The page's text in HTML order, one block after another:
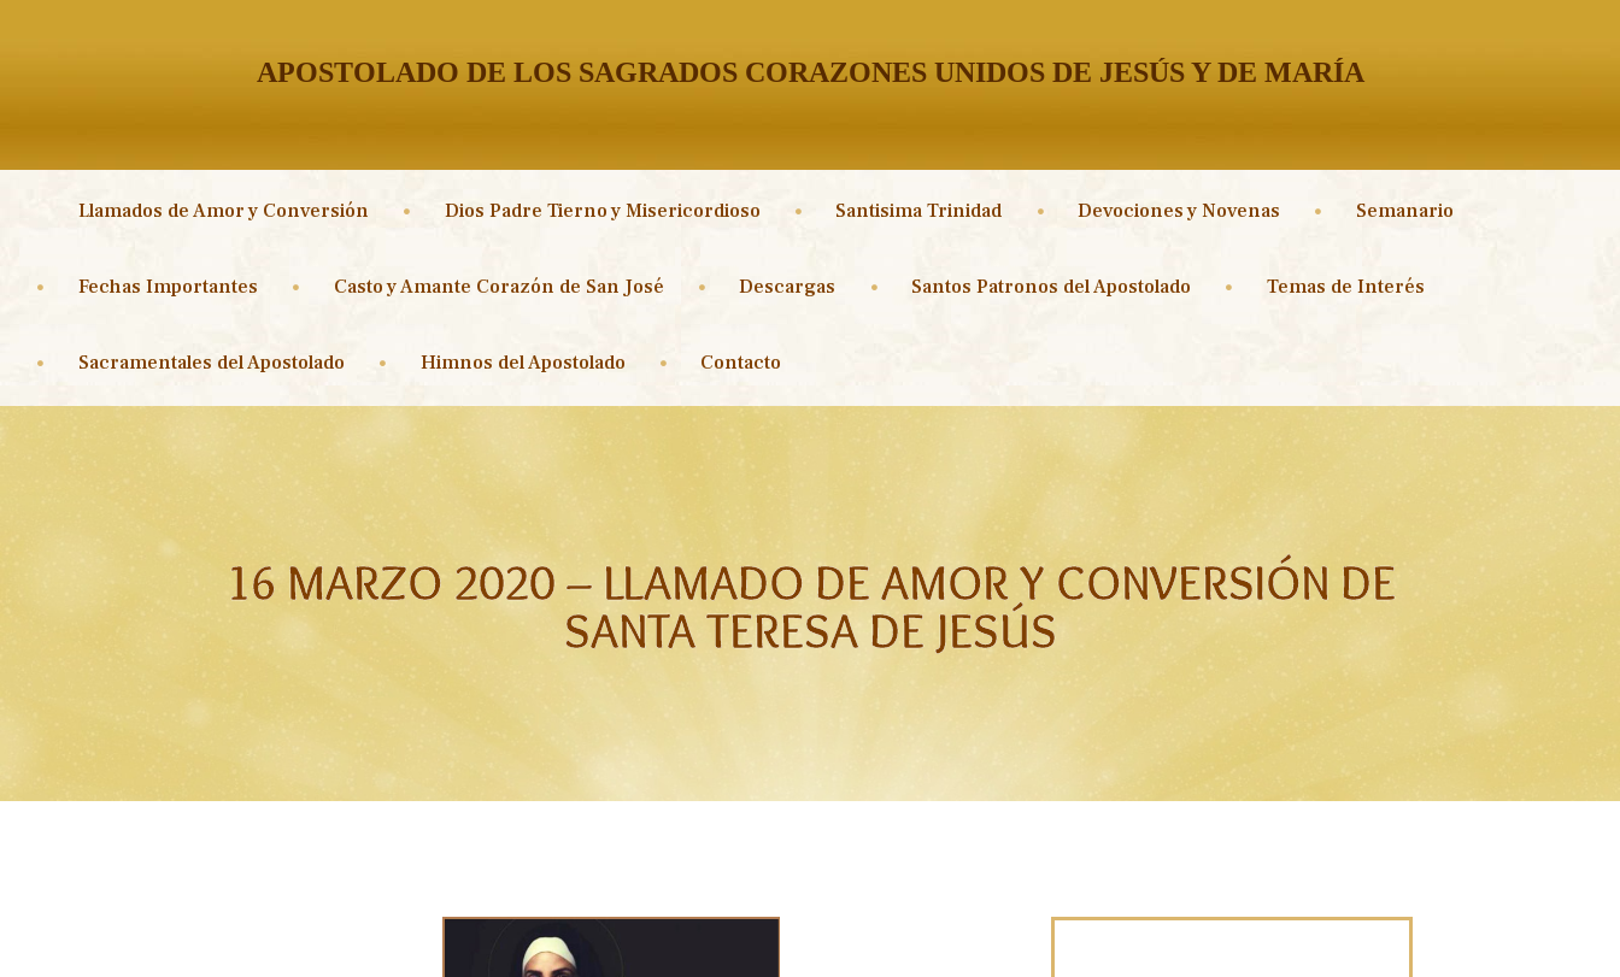
APOSTOLADO DE LOS SAGRADOS CORAZONES UNIDOS DE JESÚS Y DE MARÍA
Llamados de Amor y Conversión Dios Padre Tierno y Misericordioso Santisima Trinidad Devociones y Novenas Semanario
Fechas Importantes Casto y Amante Corazón de San José Descargas Santos Patronos del Apostolado Temas de Interés
Sacramentales del Apostolado Himnos del Apostolado Contacto
16 MARZO 2020 – LLAMADO DE AMOR Y CONVERSIÓN DE
SANTA TERESA DE JESÚS